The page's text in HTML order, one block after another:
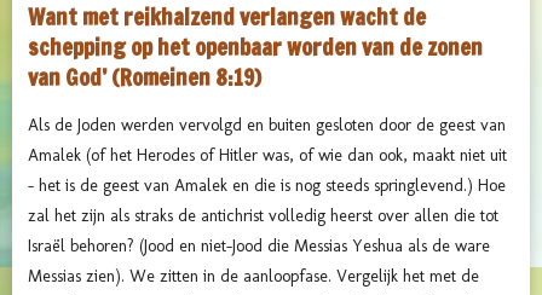
Want met reikhalzend verlangen wacht de
schepping op het openbaar worden van de zonen
van God’ (Romeinen 8:19)
Als de Joden werden vervolgd en buiten gesloten door de geest van
Amalek (of het Herodes of Hitler was, of wie dan ook, maakt niet uit
- het is de geest van Amalek en die is nog steeds springlevend.) Hoe
zal het zijn als straks de antichrist volledig heerst over allen die tot
Israël behoren? (Jood en niet-Jood die Messias Yeshua als de ware
Messias zien). We zitten in de aanloopfase. Vergelijk het met de